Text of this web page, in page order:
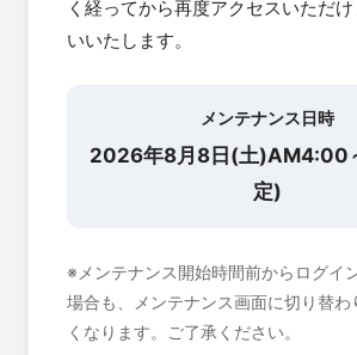
く経ってから再度アクセスいただ
いいたします。
メンテナンス日時
2026年8月8日(土)AM4:00
定)
※メンテナンス開始時間前からログイ
場合も、メンテナンス画面に切り替わ
くなります。ご了承ください。